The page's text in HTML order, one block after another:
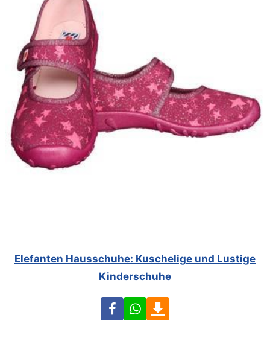
Elefanten Hausschuhe: Kuschelige und Lustige
Kinderschuhe
FacebookWhatsApp